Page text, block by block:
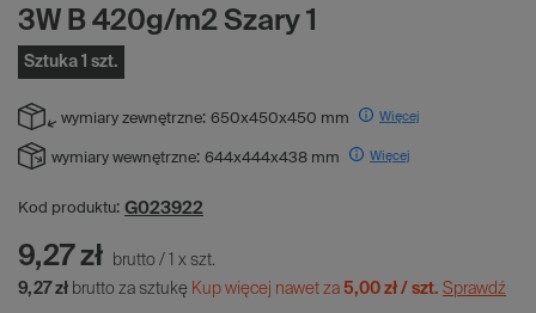
3W B 420g/m2 Szary 1
Sztuka 1 szt.
wymiary zewnętrzne: 650x450x450 mm Więcej
wymiary wewnętrzne: 644x444x438 mm Więcej
Kod produktu: G023922
9,27 zł brutto / 1 x szt.
9,27 zł brutto za sztukę Kup więcej nawet za 5,00 zł / szt. Sprawdź